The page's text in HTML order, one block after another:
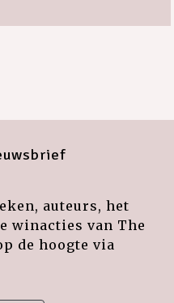
auteurs, het
winacties van The
de hoogte via